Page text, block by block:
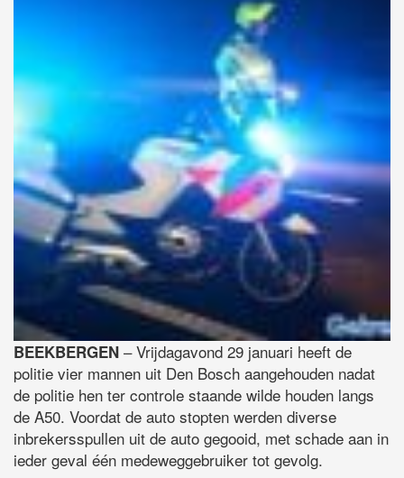
BEEKBERGEN – Vrijdagavond 29 januari heeft de
politie vier mannen uit Den Bosch aangehouden nadat
de politie hen ter controle staande wilde houden langs
de A50. Voordat de auto stopten werden diverse
inbrekersspullen uit de auto gegooid, met schade aan in
ieder geval één medeweggebruiker tot gevolg.